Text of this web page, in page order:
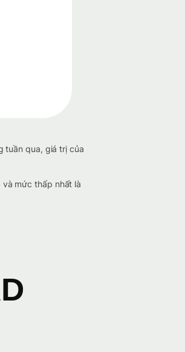
tuần qua, giá trị của
mức thấp nhất là